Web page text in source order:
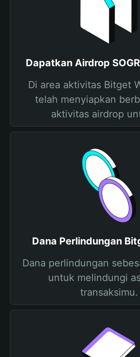
Dapatkan Airdrop
Di area aktivitas Bitget
telah menyiapkan
aktivitas airdrop
Dana Perlindungan
Dana perlindungan
untuk melindungi
transaksimu.